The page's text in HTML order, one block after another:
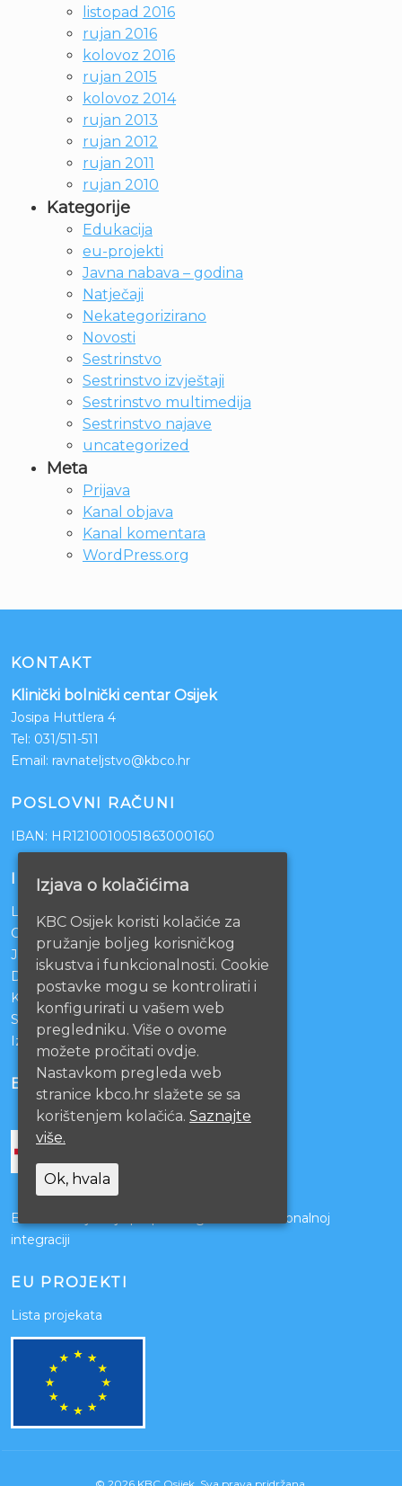
listopad 2016
rujan 2016
kolovoz 2016
rujan 2015
kolovoz 2014
rujan 2013
rujan 2012
rujan 2011
rujan 2010
Kategorije
Edukacija
eu-projekti
Javna nabava – godina
Natječaji
Nekategorizirano
Novosti
Sestrinstvo
Sestrinstvo izvještaji
Sestrinstvo multimedija
Sestrinstvo najave
uncategorized
Meta
Prijava
Kanal objava
Kanal komentara
WordPress.org
KONTAKT
Klinički bolnički centar Osijek
Josipa Huttlera 4
Tel: 031/511-511
Email: ravnateljstvo@kbco.hr
POSLOVNI RAČUNI
IBAN: HR1210010051863000160
INFORMACIJE
Lista čekanja
Centralno naručivanje pacijenata
Javna nabava
Darivanje krvi
KBCO Webmail
Sestrinstvo KBC Osijek
Izjava o pristupačnosti mrežnih stranica
BOLNICE PARTNERI
Bolnice s kojima je potpisan ugovor o funkcionalnoj
integraciji
EU PROJEKTI
Lista projekata
Izjava o kolačićima
KBC Osijek koristi kolačiće za
pružanje boljeg korisničkog
iskustva i funkcionalnosti. Cookie
postavke mogu se kontrolirati i
konfigurirati u vašem web
pregledniku. Više o ovome
možete pročitati ovdje.
Nastavkom pregleda web
stranice kbco.hr slažete se sa
korištenjem kolačića. Saznajte
više.
Ok, hvala